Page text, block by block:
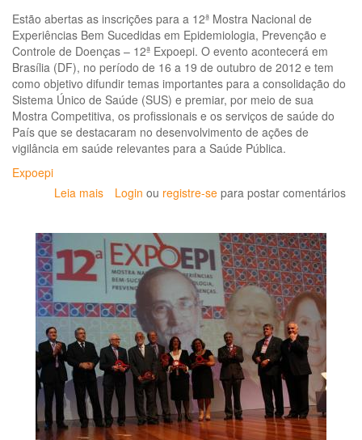
Estão abertas as inscrições para a 12ª Mostra Nacional de
Experiências Bem Sucedidas em Epidemiologia, Prevenção e
Controle de Doenças – 12ª Expoepi. O evento acontecerá em
Brasília (DF), no período de 16 a 19 de outubro de 2012 e tem
como objetivo difundir temas importantes para a consolidação do
Sistema Único de Saúde (SUS) e premiar, por meio de sua
Mostra Competitiva, os profissionais e os serviços de saúde do
País que se destacaram no desenvolvimento de ações de
vigilância em saúde relevantes para a Saúde Pública.
Expoepi
Leia mais sobre
inscrições
para
12ª
EXPOEPI
Login ou registre-se para postar comentários